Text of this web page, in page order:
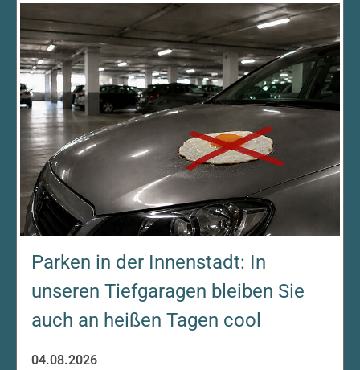
Parken in der Innenstadt: In
unseren Tiefgaragen bleiben Sie
auch an heißen Tagen cool
04.08.2026